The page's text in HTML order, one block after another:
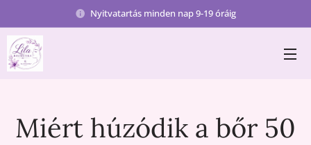
Nyitvatartás minden nap 9-19 óráig
Miért húzódik a bőr 50